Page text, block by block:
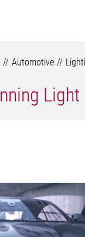
Automotive
Light